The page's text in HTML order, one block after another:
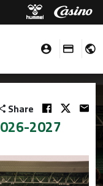
Share
2027